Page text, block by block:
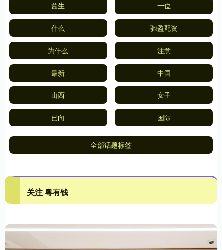
益生 一位
什么 驰盈配资
为什么 注意
最新 中国
山西 女子
已向 国际
全部话题标签
关注 粤有钱